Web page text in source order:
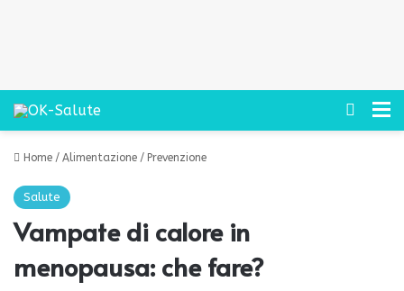
Cerca
Home / Alimentazione / Prevenzione
Salute
Vampate di calore in
menopausa: che fare?